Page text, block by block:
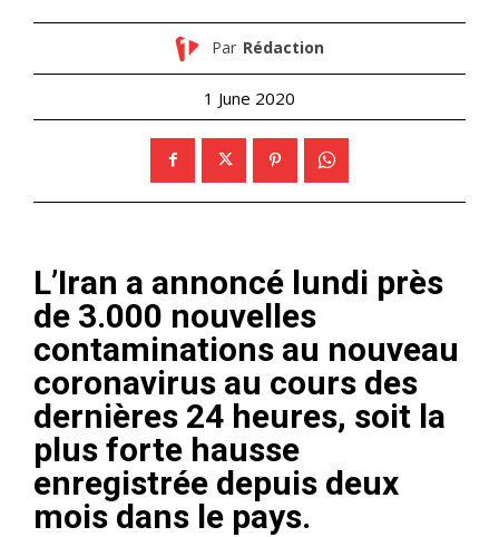
Par Rédaction
1 June 2020
L’Iran a annoncé lundi près
de 3.000 nouvelles
contaminations au nouveau
coronavirus au cours des
dernières 24 heures, soit la
plus forte hausse
enregistrée depuis deux
mois dans le pays.